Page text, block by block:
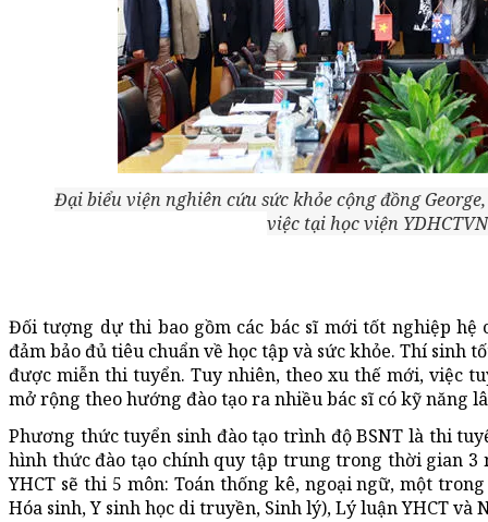
Đại biểu viện nghiên cứu sức khỏe cộng đồng
việc tại học viện
Đối tượng dự thi bao gồm các bác sĩ mới tốt nghiệp hệ
đảm bảo đủ tiêu chuẩn về học tập và sức khỏe. Thí sinh
được miễn thi tuyển. Tuy nhiên, theo xu thế mới, việc
mở rộng theo hướng đào tạo ra nhiều bác sĩ có kỹ năng
Phương thức tuyển sinh đào tạo trình độ BSNT là thi
hình thức đào tạo chính quy tập trung trong thời gian 3
YHCT sẽ thi 5 môn: Toán thống kê, ngoại ngữ, một
Hóa sinh, Y sinh học di truyền, Sinh lý), Lý luận YHCT và